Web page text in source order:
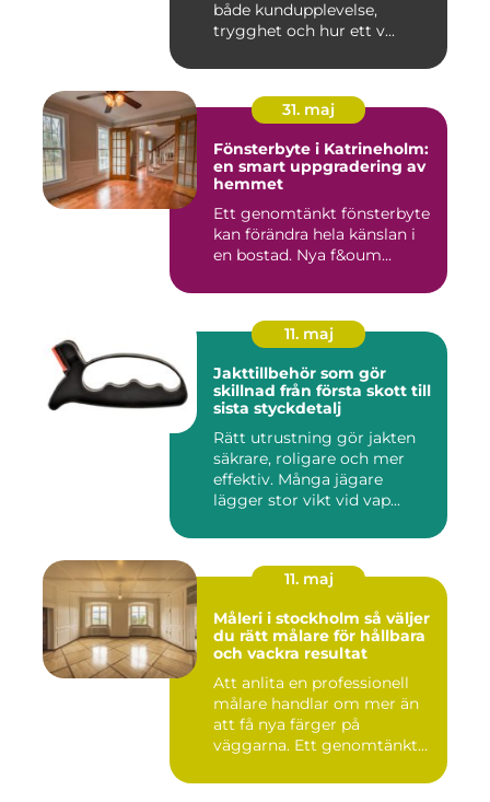
både kundupplevelse,
trygghet och hur ett v...
31. maj
Fönsterbyte i Katrineholm:
en smart uppgradering av
hemmet
Ett genomtänkt fönsterbyte
kan förändra hela känslan i
en bostad. Nya f&oum...
11. maj
Jakttillbehör som gör
skillnad från första skott till
sista styckdetalj
Rätt utrustning gör jakten
säkrare, roligare och mer
effektiv. Många jägare
lägger stor vikt vid vap...
11. maj
Måleri i stockholm så väljer
du rätt målare för hållbara
och vackra resultat
Att anlita en professionell
målare handlar om mer än
att få nya färger på
väggarna. Ett genomtänkt